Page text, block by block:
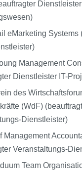
Dienstleister
eMarketing Systems
Management
Dienstleister IT-
des
(WdF)
Dienstleister)
Management
Veranstaltungs-
Team